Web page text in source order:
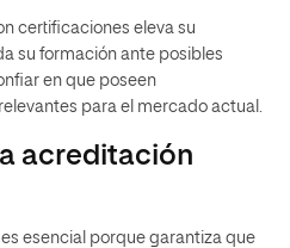
certificaciones eleva su
su formación ante posibles
en que poseen
para el mercado actual.
acreditación
es esencial porque garantiza que